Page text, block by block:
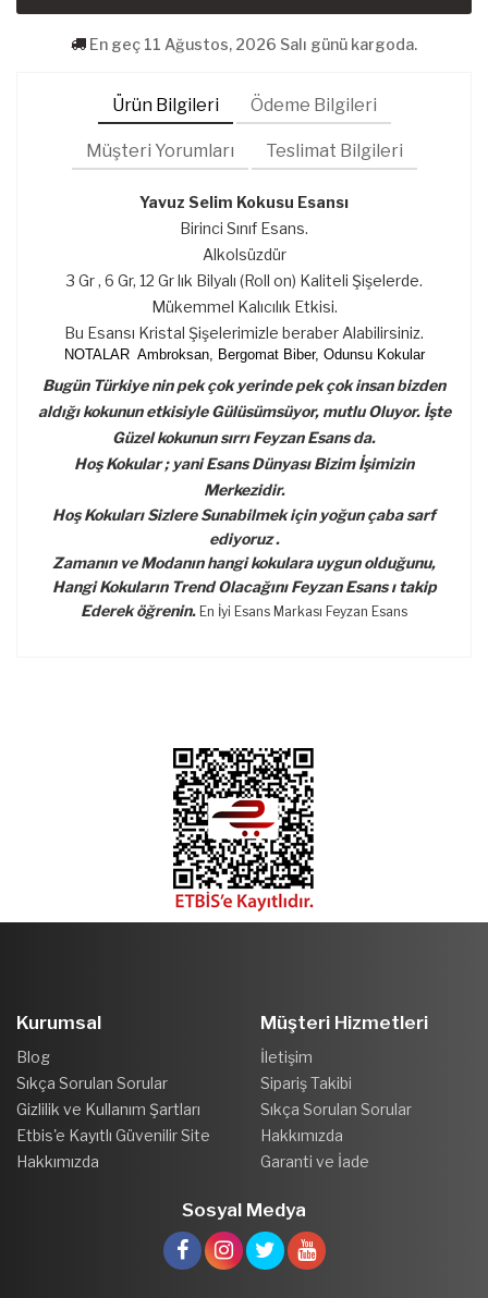
En geç 11 Ağustos, 2026 Salı günü kargoda.
Ürün Bilgileri Ödeme Bilgileri
Müşteri Yorumları Teslimat Bilgileri
Yavuz Selim Kokusu Esansı
Birinci Sınıf Esans.
Alkolsüzdür
3 Gr , 6 Gr, 12 Gr lık Bilyalı (Roll on) Kaliteli Şişelerde.
Mükemmel Kalıcılık Etkisi.
Bu Esansı Kristal Şişelerimizle beraber Alabilirsiniz.
NOTALAR Ambroksan, Bergomat Biber, Odunsu Kokular
Bugün Türkiye nin pek çok yerinde pek çok insan bizden
aldığı kokunun etkisiyle Gülüsümsüyor, mutlu Oluyor. İşte
Güzel kokunun sırrı Feyzan Esans da.
Hoş Kokular ; yani Esans Dünyası Bizim İşimizin
Merkezidir.
Hoş Kokuları Sizlere Sunabilmek için yoğun çaba sarf
ediyoruz .
Zamanın ve Modanın hangi kokulara uygun olduğunu,
Hangi Kokuların Trend Olacağını Feyzan Esans ı takip
Ederek öğrenin. En İyi Esans Markası Feyzan Esans
Kurumsal
Blog
Sıkça Sorulan Sorular
Gizlilik ve Kullanım Şartları
Etbis'e Kayıtlı Güvenilir Site
Hakkımızda
Müşteri Hizmetleri
İletişim
Sipariş Takibi
Sıkça Sorulan Sorular
Hakkımızda
Garanti ve İade
Sosyal Medya